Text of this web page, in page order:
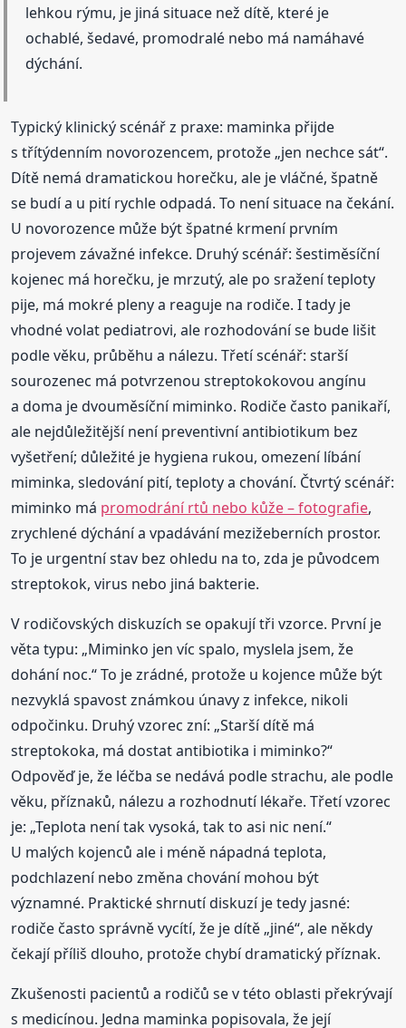
lehkou rýmu, je jiná situace než dítě, které je
ochablé, šedavé, promodralé nebo má namáhavé
dýchání.
Typický klinický scénář z praxe: maminka přijde
s třítýdenním novorozencem, protože „jen nechce sát“.
Dítě nemá dramatickou horečku, ale je vláčné, špatně
se budí a u pití rychle odpadá. To není situace na čekání.
U novorozence může být špatné krmení prvním
projevem závažné infekce. Druhý scénář: šestiměsíční
kojenec má horečku, je mrzutý, ale po sražení teploty
pije, má mokré pleny a reaguje na rodiče. I tady je
vhodné volat pediatrovi, ale rozhodování se bude lišit
podle věku, průběhu a nálezu. Třetí scénář: starší
sourozenec má potvrzenou streptokokovou angínu
a doma je dvouměsíční miminko. Rodiče často panikaří,
ale nejdůležitější není preventivní antibiotikum bez
vyšetření; důležité je hygiena rukou, omezení líbání
miminka, sledování pití, teploty a chování. Čtvrtý scénář:
miminko má promodrání rtů nebo kůže – fotografie,
zrychlené dýchání a vpadávání mezižeberních prostor.
To je urgentní stav bez ohledu na to, zda je původcem
streptokok, virus nebo jiná bakterie.
V rodičovských diskuzích se opakují tři vzorce. První je
věta typu: „Miminko jen víc spalo, myslela jsem, že
dohání noc.“ To je zrádné, protože u kojence může být
nezvyklá spavost známkou únavy z infekce, nikoli
odpočinku. Druhý vzorec zní: „Starší dítě má
streptokoka, má dostat antibiotika i miminko?“
Odpověď je, že léčba se nedává podle strachu, ale podle
věku, příznaků, nálezu a rozhodnutí lékaře. Třetí vzorec
je: „Teplota není tak vysoká, tak to asi nic není.“
U malých kojenců ale i méně nápadná teplota,
podchlazení nebo změna chování mohou být
významné. Praktické shrnutí diskuzí je tedy jasné:
rodiče často správně vycítí, že je dítě „jiné“, ale někdy
čekají příliš dlouho, protože chybí dramatický příznak.
Zkušenosti pacientů a rodičů se v této oblasti překrývají
s medicínou. Jedna maminka popisovala, že její